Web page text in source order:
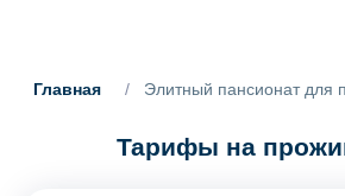
Главная / Элитный пансионат для
Тарифы на